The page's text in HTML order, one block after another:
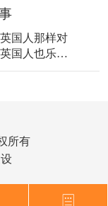
部份〉多刷
菌，当然，
？那此步骤
国人那样对
国人也乐于
史的Ascot皇
子盛会。在
，下至平民
精心装扮一
一番。势必
所有